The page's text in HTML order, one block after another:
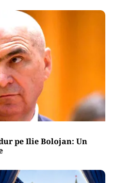
pe Ilie Bolojan: Un